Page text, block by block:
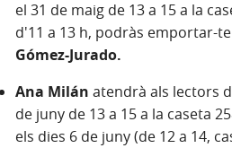
el 31 de maig de 13 a 15 a la
d'11 a 13 h, podràs emportar-
Gómez-Jurado.
Ana Milán atendrà als lectors
de juny de 13 a 15 a la caseta
els dies 6 de juny (de 12 a 14,